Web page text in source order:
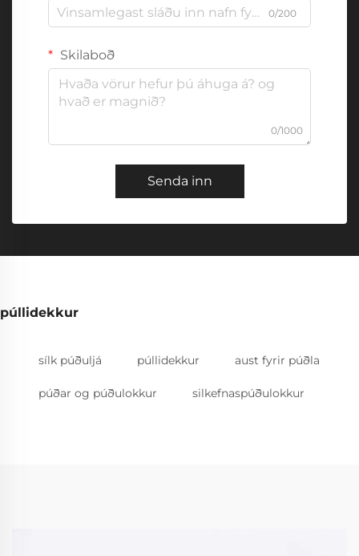
0/200
Skilaboð
0/1000
Senda inn
púllidekkur
sílk púðuljá púllidekkur aust fyrir púðla
púðar og púðulokkur silkefnaspúðulokkur